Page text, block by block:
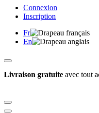
Connexion
Inscription
Fr
En
Livraison gratuite avec tout